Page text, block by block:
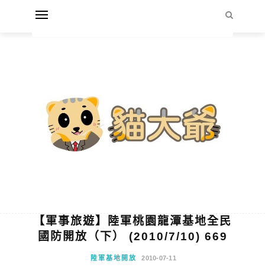
【軍事旅遊】陸軍桃園龍潭基地全民
國防開放（下） (2010/7/10) 669
陸軍基地開放 2010-07-11